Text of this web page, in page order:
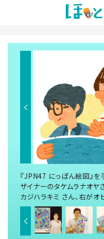
『JPN47 にっぽん絵図』
ザイナーのタケムラナオヤ
カジハラキミ さん、右がオ